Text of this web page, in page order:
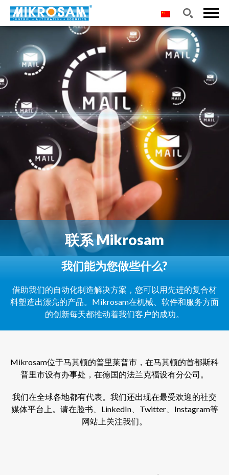
联系Mikrosam
我们能为您做些什么?
借助我们的自动化制造解决方案，您可以用先进的复合材
料塑造出漂亮的产品。Mikrosam在机械、软件和服务方面
的创新每天都推动着我们客户的成功。
Mikrosam位于马其顿的普里莱普市，在马其顿的首都斯科
普里市设有办事处，在德国的法兰克福设有分公司。
我们在全球各地都有代表。我们还出现在最受欢迎的社交
媒体平台上。请在脸书、LinkedIn、Twitter、Instagram等
网站上关注我们。